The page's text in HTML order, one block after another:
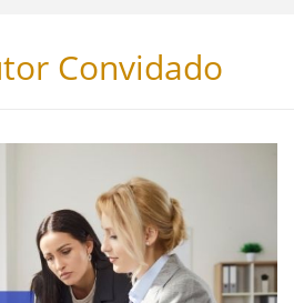
Convidado